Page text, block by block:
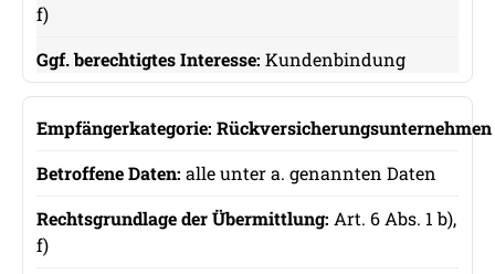
f)
Kundenbindung
Rückversicherungsunternehmen
alle unter a. genannten Daten
Art. 6 Abs. 1 b),
f)